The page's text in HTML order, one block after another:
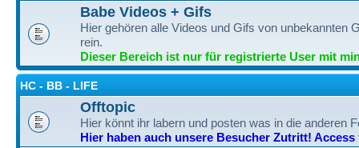
Babe Videos + Gifs
Hier gehören alle Videos und Gifs von unbekannten
rein.
Dieser Bereich ist nur für registrierte User mit
HC - BB - LIFE
Offtopic
Hier könnt ihr labern und posten was in die anderen
Hier haben auch unsere Besucher Zutritt!